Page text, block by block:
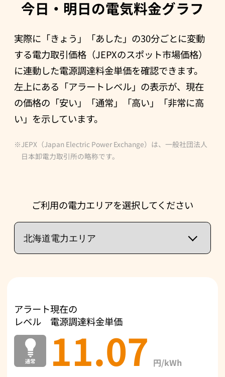
今日・明日の電気料金グラフ
実際に「きょう」「あした」の30分ごとに変動
する電力取引価格（JEPXのスポット市場価格）
に連動した電源調達料金単価を確認できます。
左上にある「アラートレベル」の表示が、現在
の価格の「安い」「通常」「高い」「非常に高
い」を示しています。
JEPX（Japan Electric Power Exchange）は、一般社団法人
日本卸電力取引所の略称です。
ご利用の電力エリアを選択してください
アラート
レベル
現在の
電源調達料金単価
11.07 円/kWh